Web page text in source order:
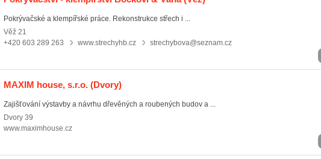
Pokrývačské a klempířské práce. Rekonstrukce střech i ...
Věž 21
+420 603 289 263
www.strechyhb.cz
strechybova@seznam.cz
MAXIM house, s.r.o. (Dvory)
Zajišťování výstavby a návrhu dřevěných a roubených budov a ...
Dvory 39
www.maximhouse.cz